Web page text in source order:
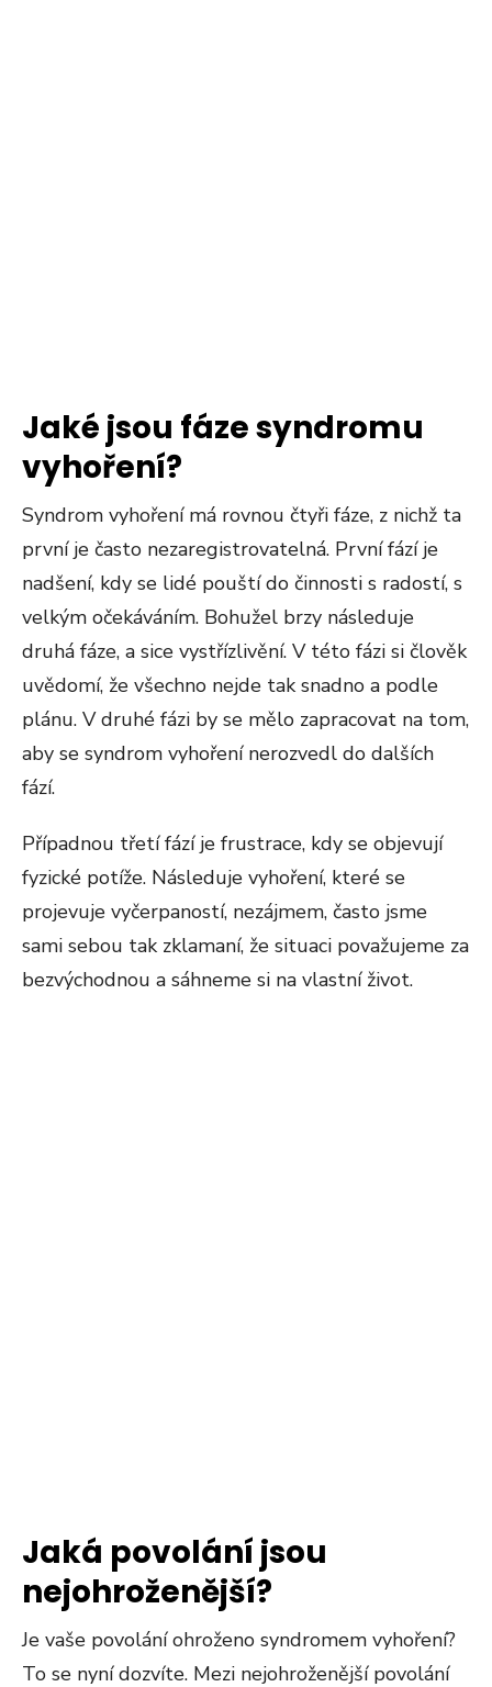
Jaké jsou fáze syndromu
vyhoření?
Syndrom vyhoření má rovnou čtyři fáze, z nichž ta
první je často nezaregistrovatelná. První fází je
nadšení, kdy se lidé pouští do činnosti s radostí, s
velkým očekáváním. Bohužel brzy následuje
druhá fáze, a sice vystřízlivění. V této fázi si člověk
uvědomí, že všechno nejde tak snadno a podle
plánu. V druhé fázi by se mělo zapracovat na tom,
aby se syndrom vyhoření nerozvedl do dalších
fází.
Případnou třetí fází je frustrace, kdy se objevují
fyzické potíže. Následuje vyhoření, které se
projevuje vyčerpaností, nezájmem, často jsme
sami sebou tak zklamaní, že situaci považujeme za
bezvýchodnou a sáhneme si na vlastní život.
Jaká povolání jsou
nejohroženější?
Je vaše povolání ohroženo syndromem vyhoření?
To se nyní dozvíte. Mezi nejohroženější povolání